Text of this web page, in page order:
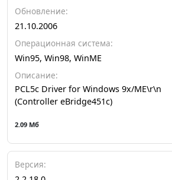
Обновление:
21.10.2006
Операционная система:
Win95, Win98, WinME
Описание:
PCL5c Driver for Windows 9x/ME\r\n
(Controller eBridge451c)
2.09 Мб
Версия: